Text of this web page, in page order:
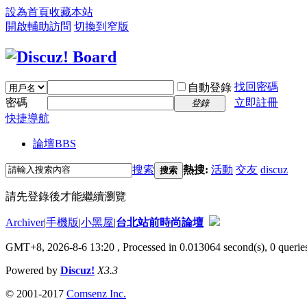
設為首頁收藏本站
開啟輔助訪問 切換到窄版
自動登錄 找回密碼
密碼
登錄
立即註冊
快捷導航
論壇BBS
搜索 搜索 熱搜: 活動 交友 discuz
請先登錄後才能繼續瀏覽
Archiver|手機版|小黑屋|台北站前時尚論壇
GMT+8, 2026-8-6 13:20 , Processed in 0.013064 second(s), 0
Powered by Discuz! X3.3
© 2001-2017 Comsenz Inc.